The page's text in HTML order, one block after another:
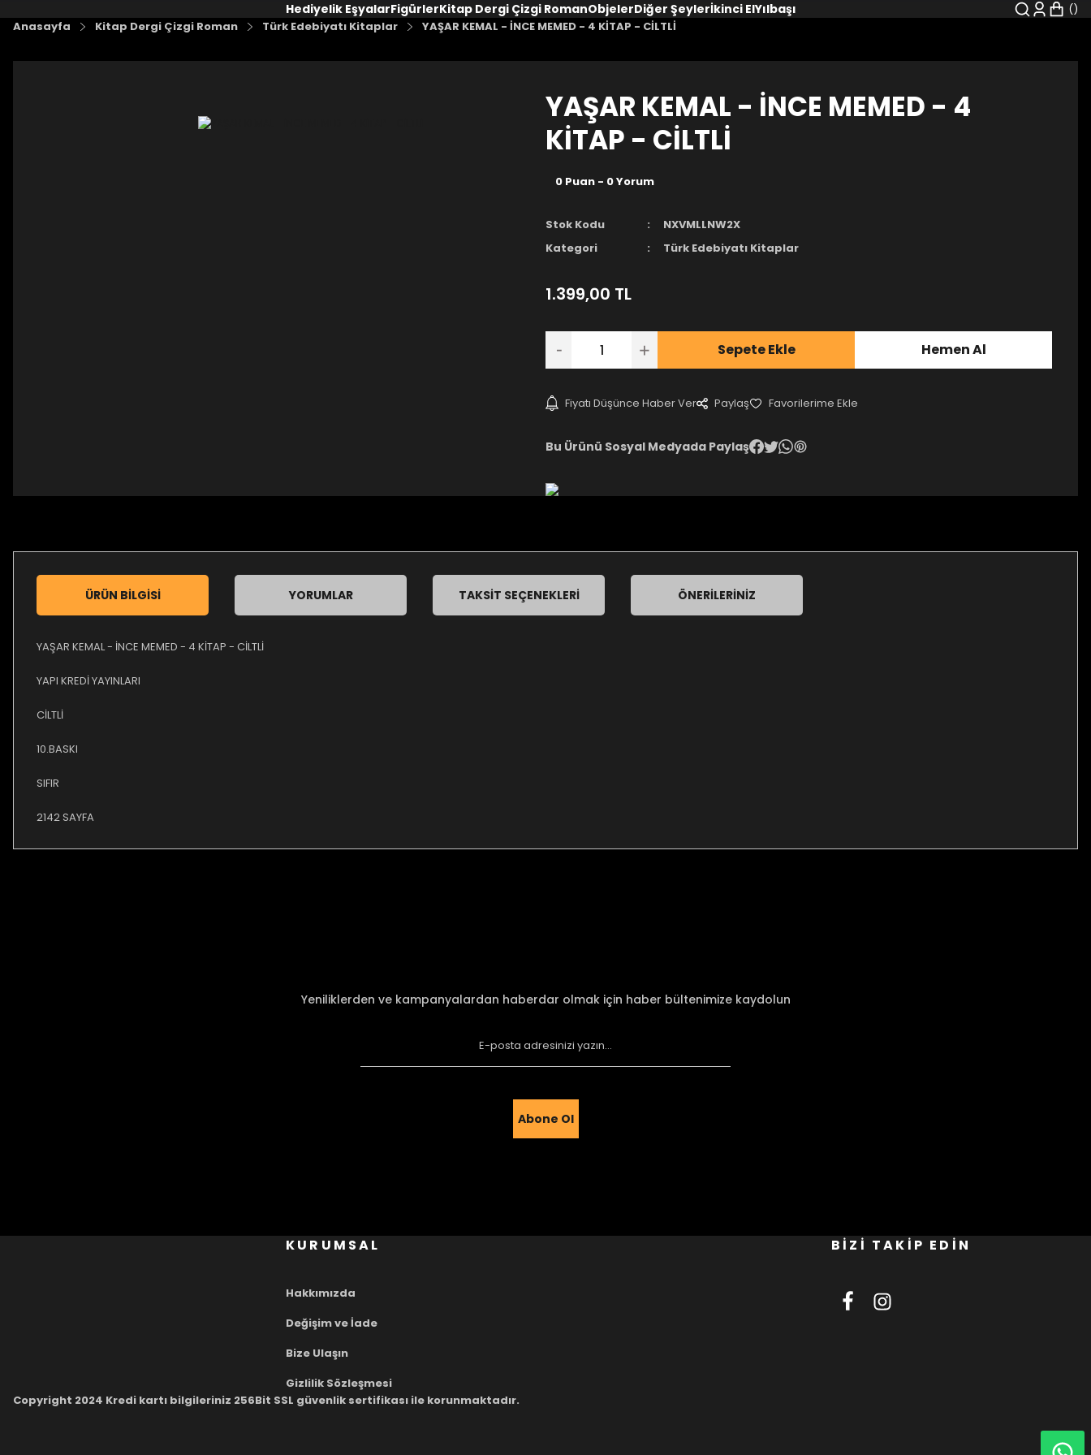
Hediyelik EşyalarFigürlerKitap Dergi Çizgi RomanObjelerDiğer Şeylerİkinci ElYılbaşı
Anasayfa Kitap Dergi Çizgi Roman Türk Edebiyatı Kitaplar YAŞAR KEMAL - İNCE MEMED - 4 KİTAP - CİLTLİ
YAŞAR KEMAL - İNCE MEMED - 4
KİTAP - CİLTLİ
0 Puan - 0 Yorum
Stok Kodu
NXVMLLNW2X
Kategori
Türk Edebiyatı Kitaplar
1.399,00 TL
Sepete Ekle Hemen Al
Fiyatı Düşünce Haber Ver Paylaş
Bu Ürünü Sosyal Medyada Paylaş
ÜRÜN BILGISI YORUMLAR TAKSIT SEÇENEKLERI ÖNERILERINIZ
YAŞAR KEMAL - İNCE MEMED - 4 KİTAP - CİLTLİ
YAPI KREDİ YAYINLARI
CİLTLİ
10.BASKI
SIFIR
2142 SAYFA
Gönder
Yeniliklerden ve kampanyalardan haberdar olmak için haber bültenimize kaydolun
Abone Ol
KURUMSAL
Hakkımızda
Değişim ve İade
Bize Ulaşın
Gizlilik Sözleşmesi
BİZİ TAKİP EDİN
Copyright 2024 Kredi kartı bilgileriniz 256Bit SSL güvenlik sertifikası ile korunmaktadır.